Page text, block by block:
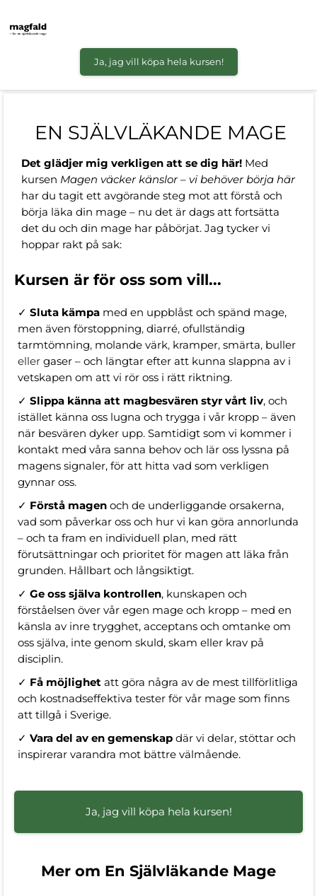
Ja, jag vill köpa hela kursen!
EN SJÄLVLÄKANDE MAGE
Det glädjer mig verkligen att se dig här! Med
kursen Magen väcker känslor – vi behöver börja här
har du tagit ett avgörande steg mot att förstå och
börja läka din mage – nu det är dags att fortsätta
det du och din mage har påbörjat. Jag tycker vi
hoppar rakt på sak:
Kursen är för oss som vill...
✓ Sluta kämpa med en uppblåst och spänd mage,
men även förstoppning, diarré, ofullständig
tarmtömning, molande värk, kramper, smärta, buller
eller gaser – och längtar efter att kunna slappna av i
vetskapen om att vi rör oss i rätt riktning.
✓ Slippa känna att magbesvären styr vårt liv, och
istället känna oss lugna och trygga i vår kropp – även
när besvären dyker upp. Samtidigt som vi kommer i
kontakt med våra sanna behov och lär oss lyssna på
magens signaler, för att hitta vad som verkligen
gynnar oss.
✓ Förstå magen och de underliggande orsakerna,
vad som påverkar oss och hur vi kan göra annorlunda
– och ta fram en individuell plan, med rätt
förutsättningar och prioritet för magen att läka från
grunden. Hållbart och långsiktigt.
✓ Ge oss själva kontrollen, kunskapen och
förståelsen över vår egen mage och kropp – med en
känsla av inre trygghet, acceptans och omtanke om
oss själva, inte genom skuld, skam eller krav på
disciplin.
✓ Få möjlighet att göra några av de mest tillförlitliga
och kostnadseffektiva tester för vår mage som finns
att tillgå i Sverige.
✓ Vara del av en gemenskap där vi delar, stöttar och
inspirerar varandra mot bättre välmående.
Ja, jag vill köpa hela kursen!
Mer om En Självläkande Mage